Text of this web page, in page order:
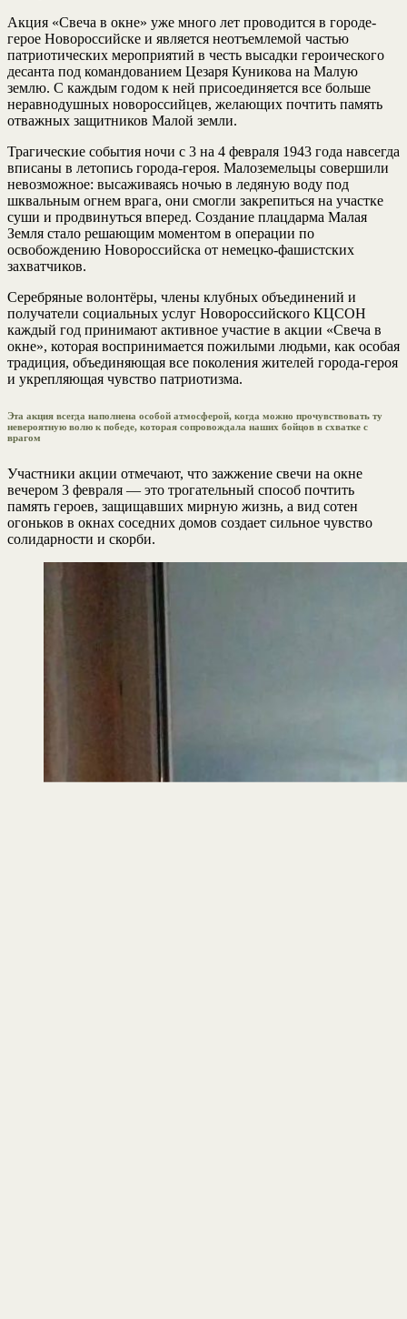
Акция «Свеча в окне» уже много лет проводится в городе-
герое Новороссийске и является неотъемлемой частью
патриотических мероприятий в честь высадки героического
десанта под командованием Цезаря Куникова на Малую
землю. С каждым годом к ней присоединяется все больше
неравнодушных новороссийцев, желающих почтить память
отважных защитников Малой земли.
Трагические события ночи с 3 на 4 февраля 1943 года навсегда
вписаны в летопись города-героя. Малоземельцы совершили
невозможное: высаживаясь ночью в ледяную воду под
шквальным огнем врага, они смогли закрепиться на участке
суши и продвинуться вперед. Создание плацдарма Малая
Земля стало решающим моментом в операции по
освобождению Новороссийска от немецко-фашистских
захватчиков.
Серебряные волонтёры, члены клубных объединений и
получатели социальных услуг Новороссийского КЦСОН
каждый год принимают активное участие в акции «Свеча в
окне», которая воспринимается пожилыми людьми, как особая
традиция, объединяющая все поколения жителей города-героя
и укрепляющая чувство патриотизма.
Эта акция всегда наполнена особой атмосферой, когда можно прочувствовать ту
невероятную волю к победе, которая сопровождала наших бойцов в схватке с
врагом
Участники акции отмечают, что зажжение свечи на окне
вечером 3 февраля — это трогательный способ почтить
память героев, защищавших мирную жизнь, а вид сотен
огоньков в окнах соседних домов создает сильное чувство
солидарности и скорби.